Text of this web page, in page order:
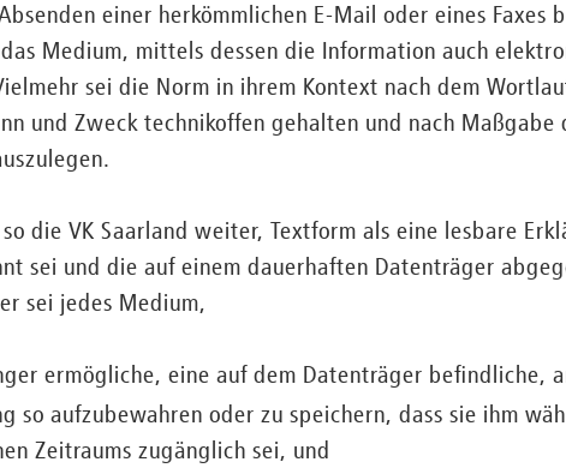
einer herkömmlichen E-Mail oder eines Faxes
Medium, mittels dessen die Information auch
sei die Norm in ihrem Kontext nach dem
und Zweck technikoffen gehalten und nach Maßgabe
die VK Saarland weiter, Textform als eine lesbare
sei und die auf einem dauerhaften Datenträger
sei jedes Medium,
ermögliche, eine auf dem Datenträger befindliche,
so aufzubewahren oder zu speichern, dass sie ihm
Zeitraums zugänglich sei, und